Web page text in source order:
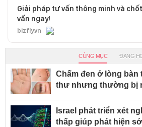
Giải pháp tư vấn thông minh và
vấn ngay!
bizfly.vn
CÙNG MỤC ĐANG
Chấm đen ở lòng bàn
thư nhưng thường bị
Israel phát triển xét
thấp giúp phát hiện